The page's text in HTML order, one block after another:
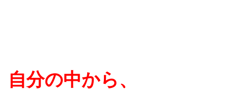
自分の中から、